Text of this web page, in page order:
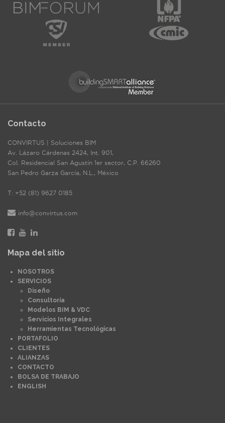
Contacto
CONVIRTUS | Soluciones BIM
Av. Lázaro Cárdenas 2424, Int. 901,
Col. Residencial San Agustín 1er sector, C.P. 66260
San Pedro Garza García, N.L., México
T: +52 (81) 9627 0185
info@convirtus.com
Mapa del sitio
NOSOTROS
SERVICIOS
Diseño
Consultoría
Modelos BIM & VDC
Servicios Integrales
Herramientas Tecnológicas
PORTAFOLIO
CLIENTES
ALIANZAS
CONTACTO
BOLSA DE TRABAJO
ENGLISH